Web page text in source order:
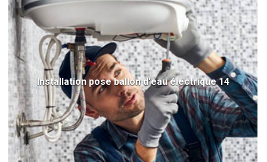
Installation pose ballon d'eau électrique 14